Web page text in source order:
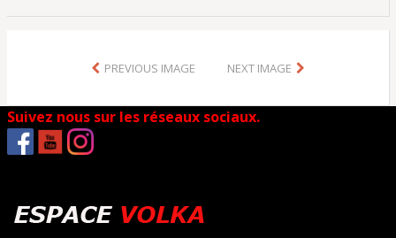
PREVIOUS IMAGE NEXT IMAGE
Suivez nous sur les réseaux sociaux.